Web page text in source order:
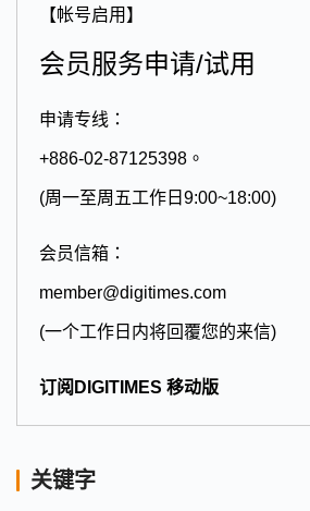
【帐号启用】
会员服务申请/试用
申请专线：
+886-02-87125398。
(周一至周五工作日9:00~18:00)
会员信箱：
member@digitimes.com
(一个工作日内将回覆您的来信)
订阅DIGITIMES 移动版
关键字